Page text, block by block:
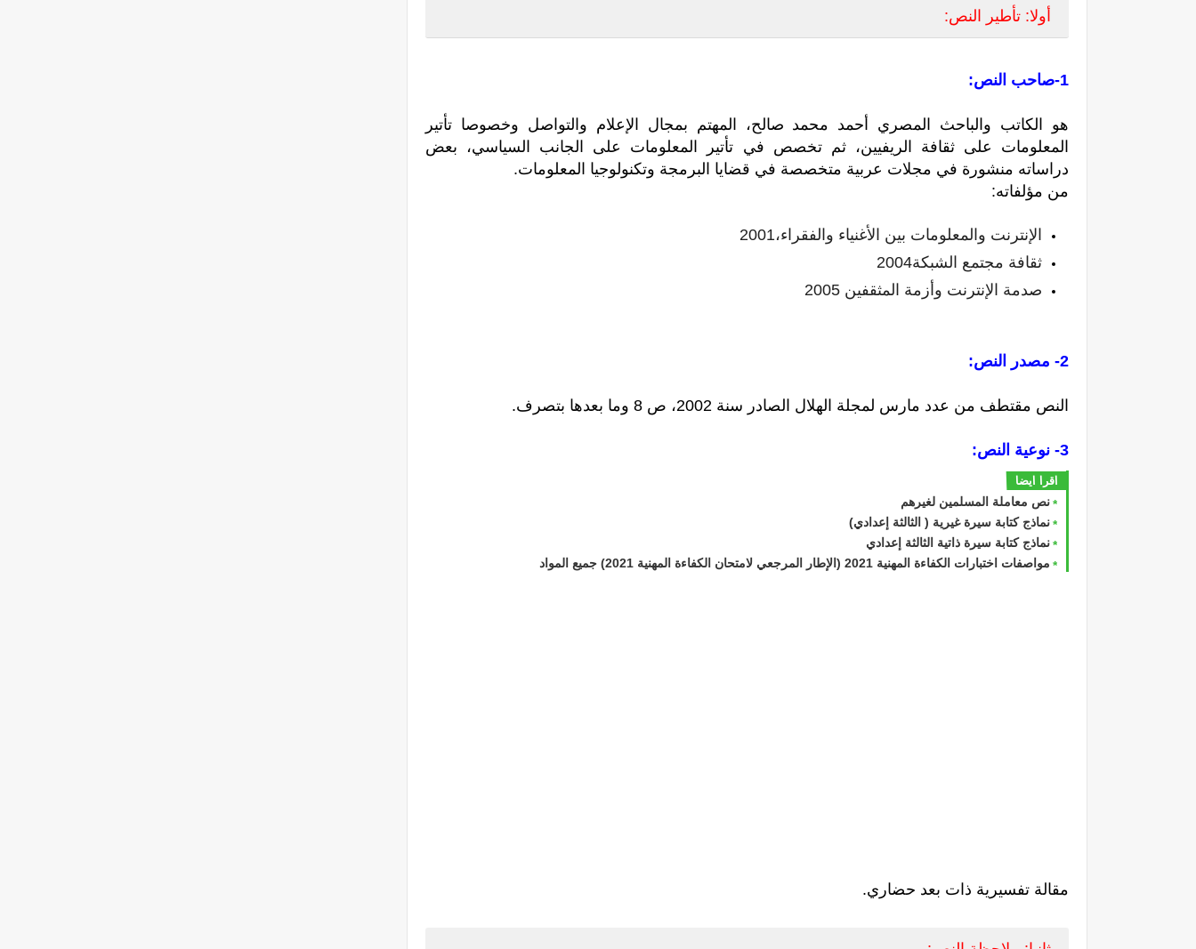
أولا: تأطير النص:
1-صاحب النص:
هو الكاتب والباحث المصري أحمد محمد صالح، المهتم بمجال الإعلام والتواصل وخصوصا تأتير
المعلومات على ثقافة الريفيين، ثم تخصص في تأتير المعلومات على الجانب السياسي، بعض
دراساته منشورة في مجلات عربية متخصصة في قضايا البرمجة وتكنولوجيا المعلومات.
من مؤلفاته:
الإنترنت والمعلومات بين الأغنياء والفقراء،2001
ثقافة مجتمع الشبكة2004
صدمة الإنترنت وأزمة المثقفين 2005
2- مصدر النص:
النص مقتطف من عدد مارس لمجلة الهلال الصادر سنة 2002، ص 8 وما بعدها بتصرف.
3- نوعية النص:
اقرا ايضا
نص معاملة المسلمين لغيرهم
نماذج كتابة سيرة غيرية ( الثالثة إعدادي)
نماذج كتابة سيرة ذاتية الثالثة إعدادي
مواصفات اختبارات الكفاءة المهنية 2021 (الإطار المرجعي لامتحان الكفاءة المهنية 2021) جميع المواد
مقالة تفسيرية ذات بعد حضاري.